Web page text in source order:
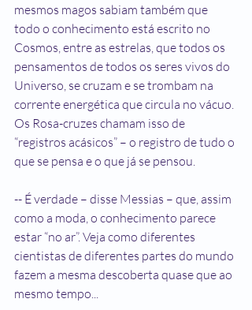
mesmos magos sabiam também que
todo o conhecimento está escrito no
Cosmos, entre as estrelas, que todos os
pensamentos de todos os seres vivos do
Universo, se cruzam e se trombam na
corrente energética que circula no vácuo.
Os Rosa-cruzes chamam isso de
“registros acásicos” – o registro de tudo o
que se pensa e o que já se pensou.
-- É verdade – disse Messias – que, assim
como a moda, o conhecimento parece
estar “no ar”. Veja como diferentes
cientistas de diferentes partes do mundo
fazem a mesma descoberta quase que ao
mesmo tempo...